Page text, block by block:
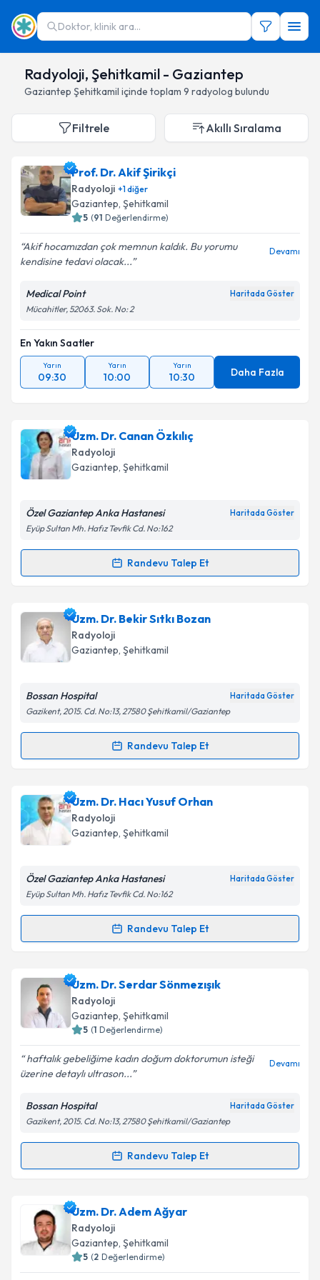
Doktor, klinik ara...
Radyoloji, Şehitkamil - Gaziantep
Gaziantep Şehitkamil içinde toplam 9 radyolog bulundu
Filtrele Akıllı Sıralama
Prof. Dr. Akif Şirikçi
Radyoloji +1diğer
Gaziantep, Şehitkamil
5 (91 Değerlendirme)
Akif hocamızdan çok memnun kaldık. Bu yorumu
kendisine tedavi olacak...
Devamı
Medical Point Haritada Göster
Mücahitler, 52063. Sok. No: 2
En Yakın Saatler
Yarın
09:30
Yarın
10:00
Yarın
10:30 Daha Fazla
Uzm. Dr. Canan Özkılıç
Radyoloji
Gaziantep, Şehitkamil
Özel Gaziantep Anka Hastanesi Haritada Göster
Eyüp Sultan Mh. Hafız Tevfik Cd. No:162
Randevu Talep Et
Randevu Takvimi Talebi
Uzm. Dr. Canan Özkılıçiçin randevu takvimi talebi
oluşturun. Size bu uzmandan randevu almanız için bir
takvim hazırlandığında e-posta ile bilgilendireceğiz.
Kişisel verilerimin işlenmesine ilişkin
Metni'ni okudum ve kişisel verilerimin belirtilen
Takvim Talebini Gönder
Uzm. Dr. Bekir Sıtkı Bozan
Radyoloji
Gaziantep, Şehitkamil
Bossan Hospital Haritada Göster
Gazikent, 2015. Cd. No:13, 27580 Şehitkamil/Gaziantep
Randevu Talep Et
Randevu Takvimi Talebi
Uzm. Dr. Bekir Sıtkı Bozaniçin randevu takvimi
talebi oluşturun. Size bu uzmandan randevu almanız
için bir takvim hazırlandığında e-posta ile
bilgilendireceğiz.
Kişisel verilerimin işlenmesine ilişkinAydınlatma
kapsamda işlenmesini kabul ediyorum.
Takvim Talebini Gönder
Uzm. Dr. Hacı Yusuf Orhan
Radyoloji
Gaziantep, Şehitkamil
Özel Gaziantep Anka Hastanesi Haritada Göster
Eyüp Sultan Mh. Hafız Tevfik Cd. No:162
Randevu Talep Et
Randevu Takvimi Talebi
Uzm. Dr. Hacı Yusuf Orhaniçin randevu takvimi
talebi oluşturun. Size bu uzmandan randevu almanız
için bir takvim hazırlandığında e-posta ile
bilgilendireceğiz.
E-posta Adresiniz
Kişisel verilerimin işlenmesine ilişkinAydınlatma
Metni'ni okudum ve kişisel verilerimin belirtilen
kapsamda işlenmesini kabul ediyorum.
Uzm. Dr. Serdar Sönmezışık
Radyoloji
Gaziantep, Şehitkamil
5 (1 Değerlendirme)
haftalık gebeliğime kadın doğum doktorumun isteği
üzerine detaylı ultrason...
Devamı
Bossan Hospital Haritada Göster
Gazikent, 2015. Cd. No:13, 27580 Şehitkamil/Gaziantep
Randevu Talep Et
Randevu Takvimi Talebi
Uzm. Dr. Serdar Sönmezışık
talebi oluşturun. Size bu uzmandan randevu almanız
için bir takvim hazırlandığında e-posta ile
bilgilendireceğiz.
Uzm. Dr. Adem Ağyar
Radyoloji
Gaziantep, Şehitkamil
5 (2 Değerlendirme)